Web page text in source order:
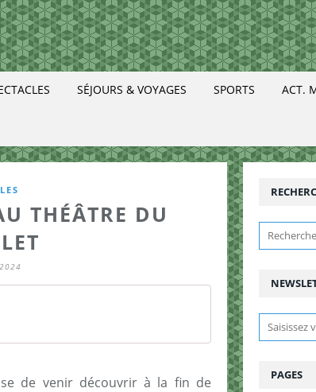
SÉJOURS & VOYAGES SPORTS ACT.
THÉÂTRE DU
de venir découvrir à la fin de
PAGES